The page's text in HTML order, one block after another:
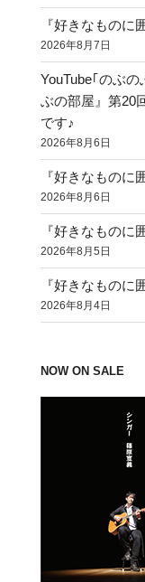
『好きなものに
2026年8月7日
YouTube｢のぶ
ぶの部屋』第20
です♪
2026年8月6日
『好きなものに
2026年8月6日
『好きなものに
2026年8月5日
『好きなものに
2026年8月4日
NOW ON SALE